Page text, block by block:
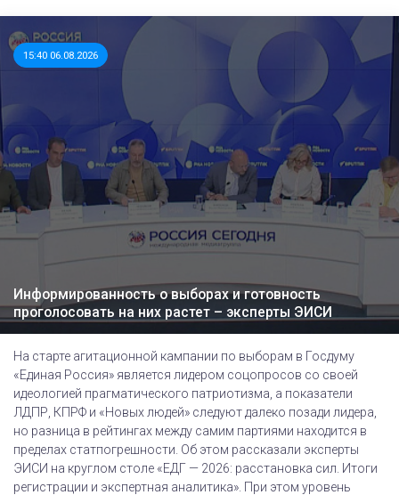
15:40 06.08.2026
Информированность о выборах и готовность
проголосовать на них растет – эксперты ЭИСИ
На старте агитационной кампании по выборам в Госдуму
«Единая Россия» является лидером соцопросов со своей
идеологией прагматического патриотизма, а показатели
ЛДПР, КПРФ и «Новых людей» следуют далеко позади лидера,
но разница в рейтингах между самим партиями находится в
пределах статпогрешности. Об этом рассказали эксперты
ЭИСИ на круглом столе «ЕДГ — 2026: расстановка сил. Итоги
регистрации и экспертная аналитика». При этом уровень